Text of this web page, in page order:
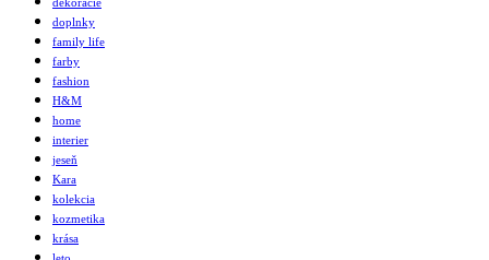
doplnky
family life
farby
fashion
H&M
home
interier
jeseň
Kara
kolekcia
kozmetika
krása